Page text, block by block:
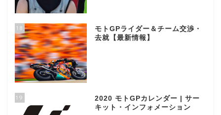
18
モトGPライダー＆チーム交渉・
去就【最新情報】
19
2020 モトGPカレンダー | サー
キット・インフォメーション